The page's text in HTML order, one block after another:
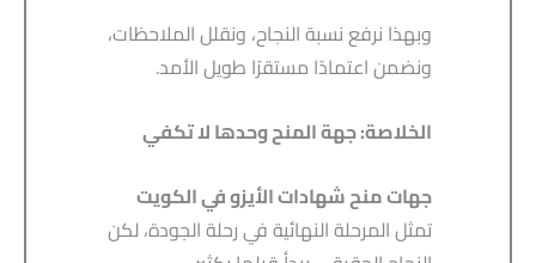
وبهذا نرفع نسبة النجاح، ونقلل الملاحظات،
ونضمن اعتمادًا مستقرًا طويل الأمد.
الخلاصة: جهة المنح وحدها لا تكفي
جهات منح شهادات الأيزو في الكويت
تمثل المرحلة النهائية في رحلة الجودة، لكن